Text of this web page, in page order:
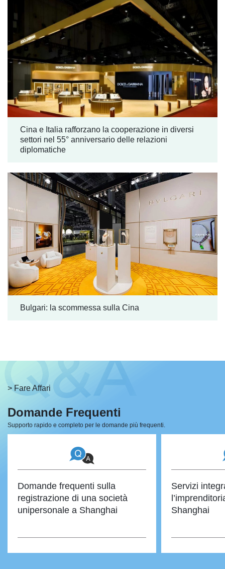
Cina e Italia rafforzano la cooperazione in diversi
settori nel 55° anniversario delle relazioni
diplomatiche
Bulgari: la scommessa sulla Cina
> Fare Affari
Domande Frequenti
Supporto rapido e completo per le domande più frequenti.
Domande frequenti sulla
registrazione di una società
unipersonale a Shanghai
Servizi
Shanghai